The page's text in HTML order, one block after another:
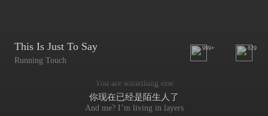
This Is Just To Say
Running Touch
999+ 829
You are something else
你现在已经是陌生人了
And me? I’m living in layers